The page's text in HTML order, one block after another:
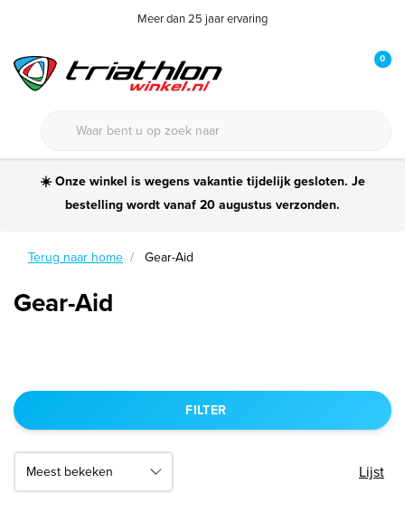
Meer dan 25 jaar ervaring
0
☀️ Onze winkel is wegens vakantie tijdelijk gesloten. Je
bestelling wordt vanaf 20 augustus verzonden.
Terug naar home Gear-Aid
Gear-Aid
FILTER
Lijst